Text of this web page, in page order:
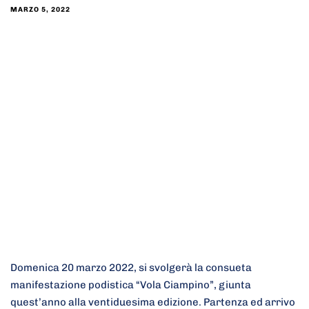
MARZO 5, 2022
Domenica 20 marzo 2022, si svolgerà la consueta
manifestazione podistica “Vola Ciampino”, giunta
quest’anno alla ventiduesima edizione. Partenza ed arrivo